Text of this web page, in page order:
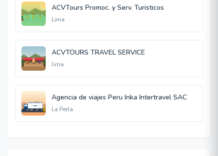
ACVTours Promoc. y Serv. Turisticos
Lima
ACVTOURS TRAVEL SERVICE
lima
Agencia de viajes Peru Inka Intertravel SAC
La Perla